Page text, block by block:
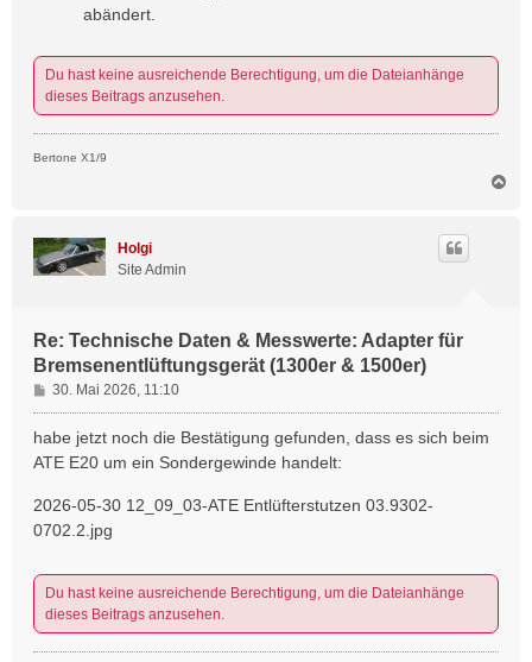
abändert.
Du hast keine ausreichende Berechtigung, um die Dateianhänge
dieses Beitrags anzusehen.
Bertone X1/9
Holgi
Site Admin
Re: Technische Daten & Messwerte: Adapter für
Bremsenentlüftungsgerät (1300er & 1500er)
B
e
r
g
30. Mai 2026, 11:10
habe jetzt noch die Bestätigung gefunden, dass es sich beim
ATE E20 um ein Sondergewinde handelt:
2026-05-30 12_09_03-ATE Entlüfterstutzen 03.9302-
0702.2.jpg
Du hast keine ausreichende Berechtigung, um die Dateianhänge
dieses Beitrags anzusehen.